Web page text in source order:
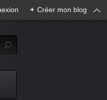
+ Créer mon blog